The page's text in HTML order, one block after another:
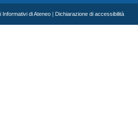
Informativi di Ateneo Dichiarazione di accessibilità